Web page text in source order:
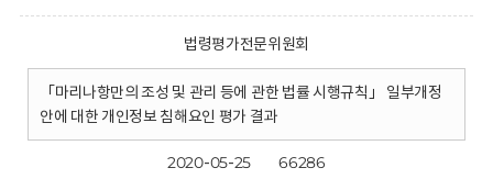
법령평가전문위원회
「마리나항만의 조성 및 관리 등에 관한 법률 시행규칙」 일부개정
안에 대한 개인정보 침해요인 평가 결과
2020-05-25 66286